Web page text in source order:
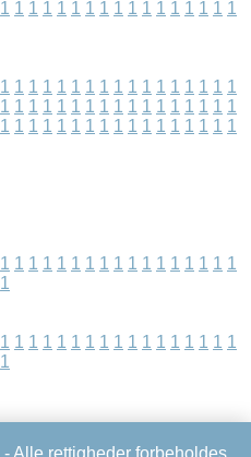
1 1 1 1 1 1 1 1 1 1 1 1 1 1 1 1 1
1 1 1 1 1 1 1 1 1 1 1 1 1 1 1 1 1
1 1 1 1 1 1 1 1 1 1 1 1 1 1 1 1 1
1 1 1 1 1 1 1 1 1 1 1 1 1 1 1 1 1
1 1 1 1 1 1 1 1 1 1 1 1 1 1 1 1 1
1
1 1 1 1 1 1 1 1 1 1 1 1 1 1 1 1 1
1
- Alle rettigheder forbeholdes